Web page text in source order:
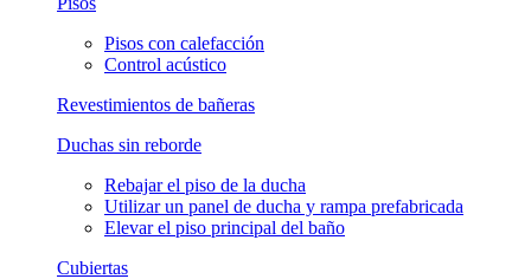
Pisos con calefacción
Control acústico
Revestimientos de bañeras
Duchas sin reborde
Rebajar el piso de la ducha
Utilizar un panel de ducha y rampa prefabricada
Elevar el piso principal del baño
Cubiertas